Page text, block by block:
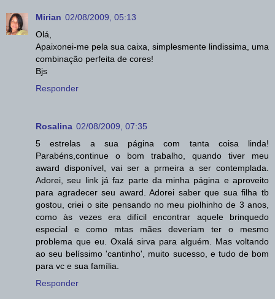
Mirian 02/08/2009, 05:13
Olá,
Apaixonei-me pela sua caixa, simplesmente lindissima, uma
combinação perfeita de cores!
Bjs
Responder
Rosalina 02/08/2009, 07:35
5 estrelas a sua página com tanta coisa linda!
Parabéns,continue o bom trabalho, quando tiver meu
award disponível, vai ser a prmeira a ser contemplada.
Adorei, seu link já faz parte da minha página e aproveito
para agradecer seu award. Adorei saber que sua filha tb
gostou, criei o site pensando no meu piolhinho de 3 anos,
como às vezes era difícil encontrar aquele brinquedo
especial e como mtas mães deveriam ter o mesmo
problema que eu. Oxalá sirva para alguém. Mas voltando
ao seu belíssimo 'cantinho', muito sucesso, e tudo de bom
para vc e sua família.
Responder